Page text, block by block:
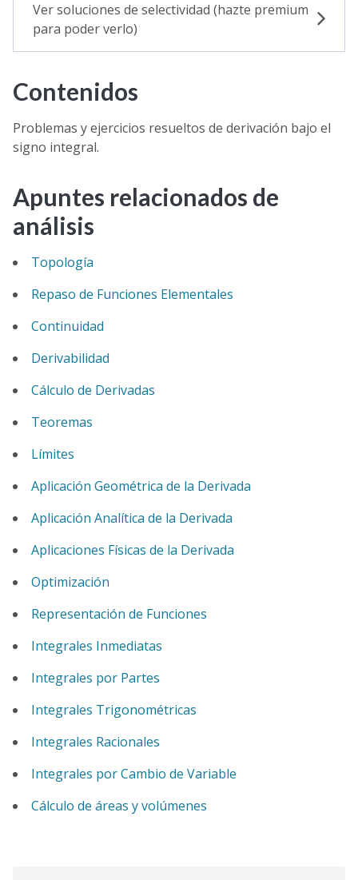
Ver soluciones de selectividad (hazte premium
para poder verlo)
Contenidos
Problemas y ejercicios resueltos de derivación bajo el
signo integral.
Apuntes relacionados de
análisis
Topología
Repaso de Funciones Elementales
Continuidad
Derivabilidad
Cálculo de Derivadas
Teoremas
Límites
Aplicación Geométrica de la Derivada
Aplicación Analítica de la Derivada
Aplicaciones Físicas de la Derivada
Optimización
Representación de Funciones
Integrales Inmediatas
Integrales por Partes
Integrales Trigonométricas
Integrales Racionales
Integrales por Cambio de Variable
Cálculo de áreas y volúmenes